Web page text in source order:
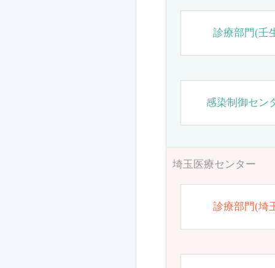
診療部門(壬
感染制御セン
埼玉医療センター
診療部門(埼